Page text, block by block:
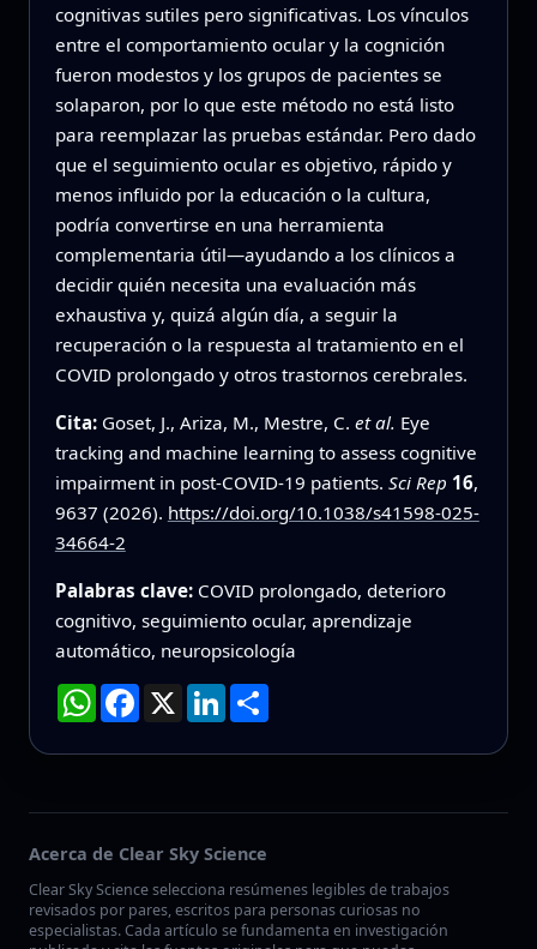
cognitivas sutiles pero significativas. Los vínculos
entre el comportamiento ocular y la cognición
fueron modestos y los grupos de pacientes se
solaparon, por lo que este método no está listo
para reemplazar las pruebas estándar. Pero dado
que el seguimiento ocular es objetivo, rápido y
menos influido por la educación o la cultura,
podría convertirse en una herramienta
complementaria útil—ayudando a los clínicos a
decidir quién necesita una evaluación más
exhaustiva y, quizá algún día, a seguir la
recuperación o la respuesta al tratamiento en el
COVID prolongado y otros trastornos cerebrales.
Cita: Goset, J., Ariza, M., Mestre, C. et al. Eye
tracking and machine learning to assess cognitive
impairment in post-COVID-19 patients. Sci Rep 16,
9637 (2026). https://doi.org/10.1038/s41598-025-
34664-2
Palabras clave: COVID prolongado, deterioro
cognitivo, seguimiento ocular, aprendizaje
automático, neuropsicología
WhatsApp
Facebook
X LinkedInCompartir
Acerca de Clear Sky Science
Clear Sky Science selecciona resúmenes legibles de trabajos
revisados por pares, escritos para personas curiosas no
especialistas. Cada artículo se fundamenta en investigación